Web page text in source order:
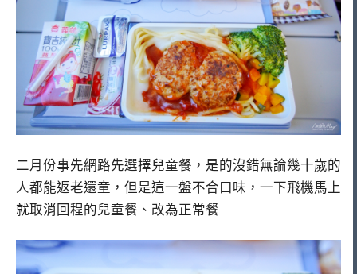
二月份事先網路先選擇兒童餐，是的沒錯無論幾十歲的
人都能返老還童，但是這一盤不合口味，一下飛機馬上
就取消回程的兒童餐、改為正常餐